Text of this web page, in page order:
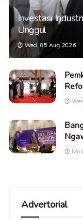
Investasi
Unggul
Wed, 05 Aug 2026
Advertorial